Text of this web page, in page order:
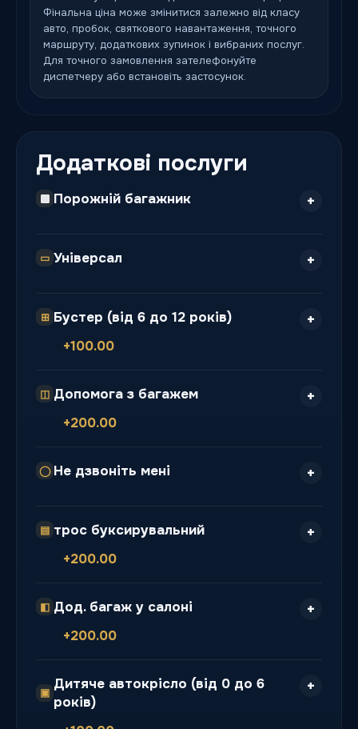
Фінальна ціна може змінитися залежно від класу
авто, пробок, святкового навантаження, точного
маршруту, додаткових зупинок і вибраних послуг.
Для точного замовлення зателефонуйте
диспетчеру або встановіть застосунок.
Додаткові послуги
Порожній багажник
▭ Універсал
⊞ Бустер (від 6 до 12 років)
+100.00
◫ Допомога з багажем
+200.00
◯ Не дзвоніть мені
▤ трос буксирувальний
+200.00
◧ Дод. багаж у салоні
+200.00
▣
Дитяче автокрісло (від 0 до 6
років)